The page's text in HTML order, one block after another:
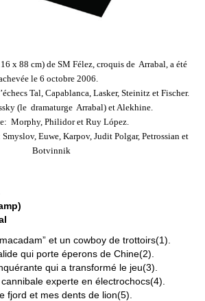
x 88 cm) de SM Félez, croquis de Arrabal, a été
le 6 octobre 2006.
Tal, Capablanca, Lasker, Steinitz et Fischer.
(le dramaturge Arrabal) et Alekhine.
Morphy, Philidor et Ruy López.
Euwe, Karpov, Judit Polgar, Petrossian et
Botvinnik
et un cowboy de trottoirs(1).
qui porte éperons de Chine(2).
qui a transformé le jeu(3).
experte en électrochocs(4).
fjord et mes dents de lion(5).